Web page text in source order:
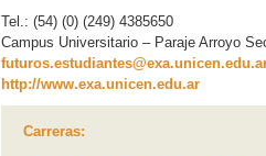
Tel.: (54) (0) (249) 4385650
Campus Universitario – Paraje Arroyo
http://www.exa.unicen.edu.ar
Carreras: